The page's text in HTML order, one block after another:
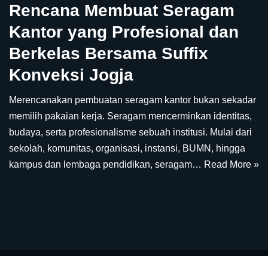
Rencana Membuat Seragam
Kantor yang Profesional dan
Berkelas Bersama Suffix
Konveksi Jogja
Merencanakan pembuatan seragam kantor bukan sekadar
memilih pakaian kerja. Seragam mencerminkan identitas,
budaya, serta profesionalisme sebuah institusi. Mulai dari
sekolah, komunitas, organisasi, instansi, BUMN, hingga
kampus dan lembaga pendidikan, seragam… Read More »